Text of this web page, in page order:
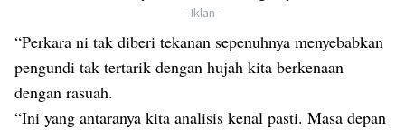
- Iklan -
“Perkara ni tak diberi tekanan sepenuhnya menyebabkan
pengundi tak tertarik dengan hujah kita berkenaan
dengan rasuah.
“Ini yang antaranya kita analisis kenal pasti. Masa depan